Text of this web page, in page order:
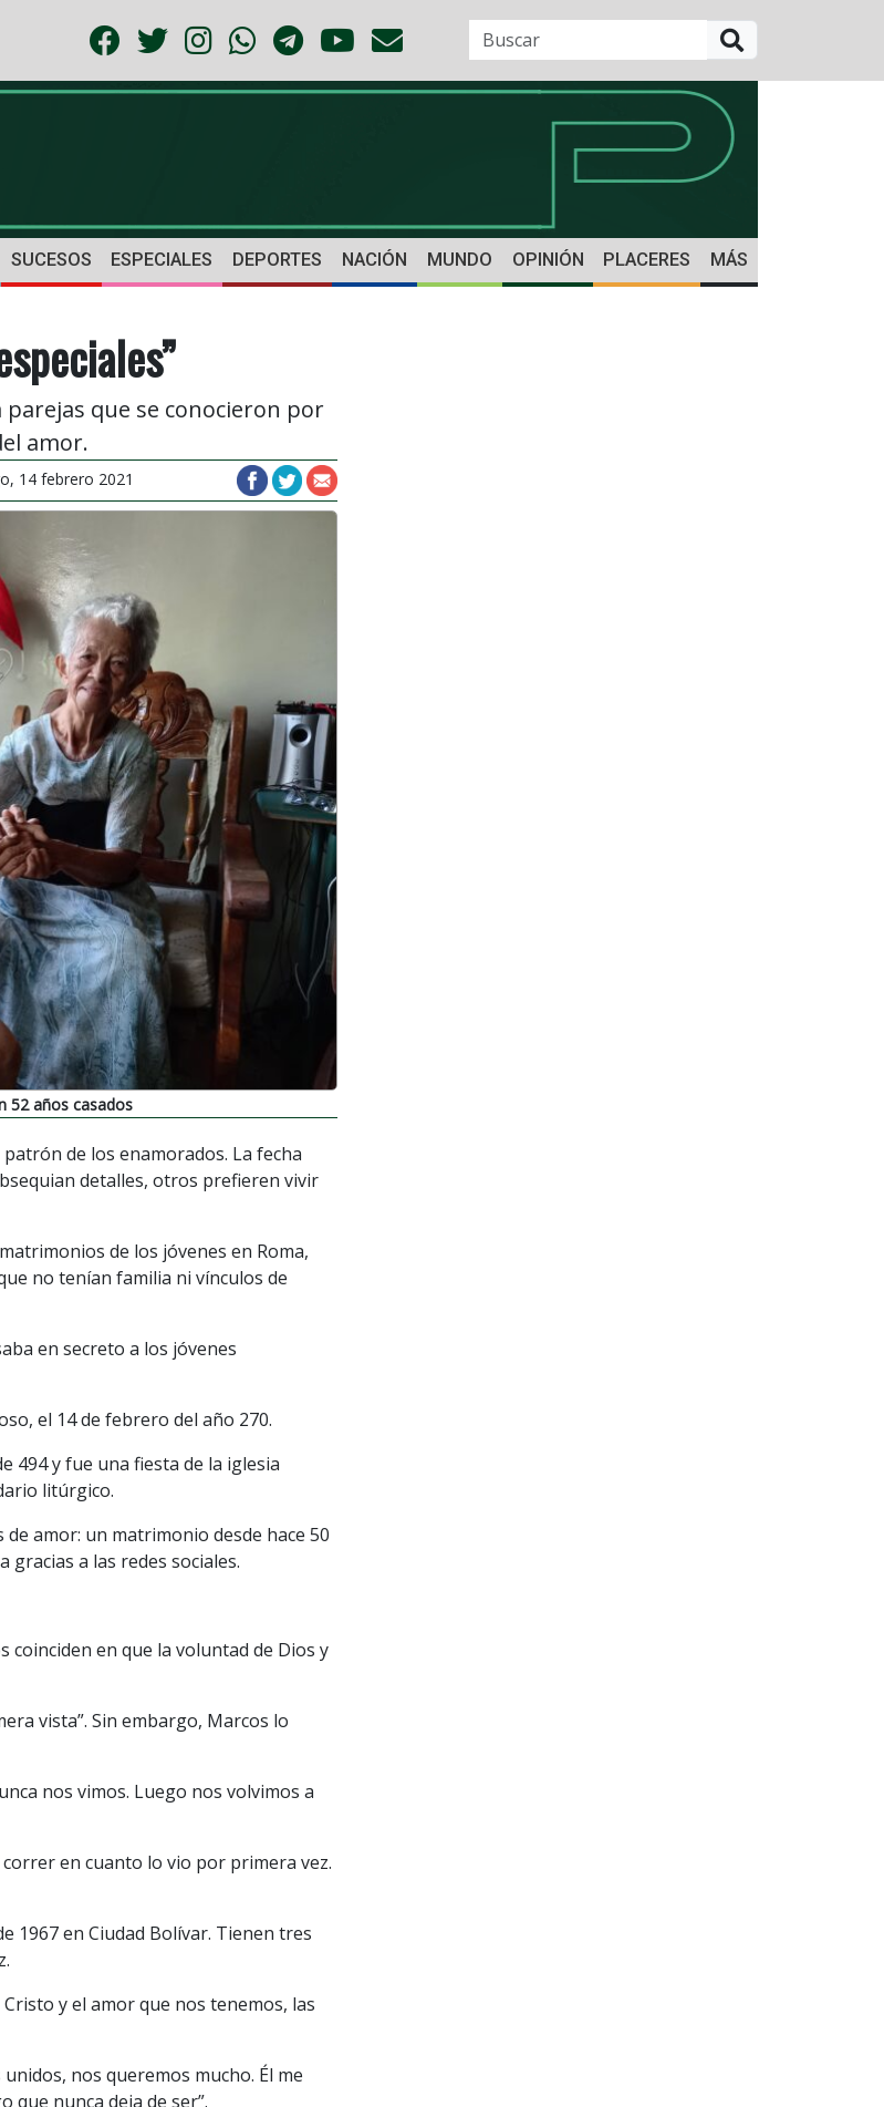
SUCESOS ESPECIALES DEPORTES NACIÓN MUNDO OPINIÓN PLACERES MÁS
que se conocieron por
amor.
14 febrero 2021
52 años casados
de los enamorados. La fecha
detalles, otros prefieren vivir
de los jóvenes en Roma,
no tenían familia ni vínculos de
en secreto a los jóvenes
el 14 de febrero del año 270.
494 y fue una fiesta de la iglesia
litúrgico.
amor: un matrimonio desde hace 50
a las redes sociales.
coinciden en que la voluntad de Dios y
vista”. Sin embargo, Marcos lo
nos vimos. Luego nos volvimos a
en cuanto lo vio por primera vez.
1967 en Ciudad Bolívar. Tienen tres
y el amor que nos tenemos, las
nos queremos mucho. Él me
que nunca deja de ser”.